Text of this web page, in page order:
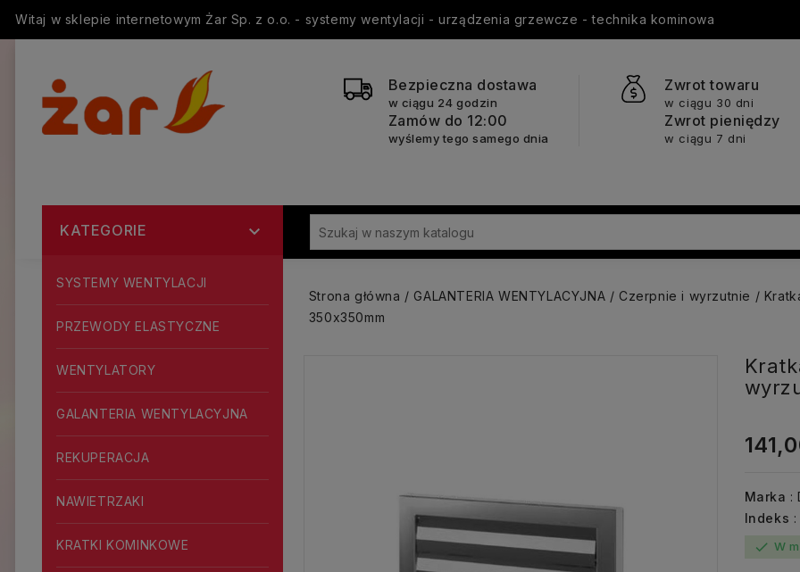
Witaj w sklepie internetowym Żar Sp. z o.o. - systemy wentylacji - urządzenia grzewcze - technika kominowa
Bezpieczna dostawa
w ciągu 24 godzin
Zamów do 12:00
wyślemy tego samego dnia
Zwrot towaru
w ciągu 30 dni
Zwrot pieniędzy
w ciągu 7 dni
KATEGORIE 
SYSTEMY WENTYLACJI
PRZEWODY ELASTYCZNE
WENTYLATORY
GALANTERIA WENTYLACYJNA
REKUPERACJA
NAWIETRZAKI
KRATKI KOMINKOWE
Strona główna GALANTERIA WENTYLACYJNA Czerpnie i wyrzutnie
350x350mm
Marka :
Indeks
check W